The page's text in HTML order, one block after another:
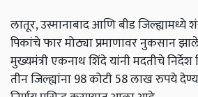
लातूर, उस्मानाबाद आणि बीड
पिकांचे फार मोठ्या प्रमाणावर नुकसान
मुख्यमंत्री एकनाथ शिंदे यांनी मदतीचे निर्देश
तीन जिल्ह्यांना 98 कोटी 58 लाख रुपये